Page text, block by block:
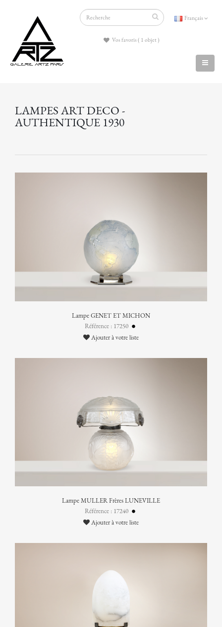
Français
Vos favoris ( 1 objet )
LAMPES ART DECO -
AUTHENTIQUE 1930
Lampe GENET ET MICHON
Référence : 17250
Ajouter à votre liste
Lampe MULLER Frères LUNEVILLE
Référence : 17240
Ajouter à votre liste